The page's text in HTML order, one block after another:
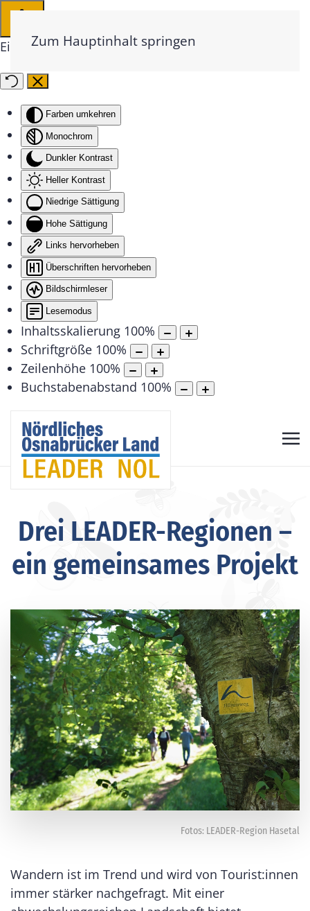
Eingabehilfen öffnen
Farben umkehren
Monochrom
Dunkler Kontrast
Heller Kontrast
Niedrige Sättigung
Hohe Sättigung
Links hervorheben
Überschriften hervorheben
Bildschirmleser
Lesemodus
Inhaltsskalierung 100%
Schriftgröße 100%
Zeilenhöhe 100%
Buchstabenabstand 100%
Zum Hauptinhalt springen
Drei LEADER-Regionen –
ein gemeinsames Projekt
Fotos: LEADER-Region Hasetal
Wandern ist im Trend und wird von Tourist:innen
immer stärker nachgefragt. Mit einer